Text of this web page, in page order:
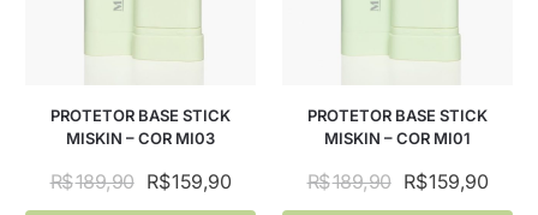
PROTETOR BASE STICK
MISKIN – COR MI03
R$189,90 R$159,90
PROTETOR BASE STICK
MISKIN – COR MI01
R$189,90 R$159,90